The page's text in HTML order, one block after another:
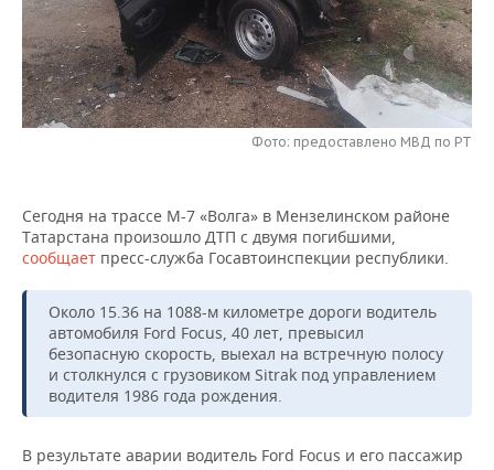
НЕФТЕХИМИЯ
НЕФТЬ
ОПК
РОЗНИЧНАЯ ТОРГОВЛЯ
ТРАНСПОРТ
НОВОСТИ ТЕХНОЛОГИЙ
IT
МЕРОПРИЯТИЯ
НОВОСТИ МЕРОПРИЯТИЙ
ONLINE-КОНФЕРЕНЦИИ
ОТКРЫТАЯ ЛЕКЦИЯ
СПОРТ
ХОККЕЙ
БАСКЕТБОЛ
ВОЛЕЙБОЛ
КИБЕРСПОРТ
ФИГУРНОЕ КАТАНИЕ
ВЛАСТЬ
ИНФРАСТРУКТУРА
ИСТОРИЯ
КУЛЬТУРА
МЕДИЦИНА
СЮЖЕТЫ
СПРАВОЧНИК
СПИСОК ПЕРСОН
СПИСОК КОМПАНИЙ
ПОЛНАЯ ВЕРСИЯ
Фото: предоставлено МВД по РТ
Сегодня на трассе М-7 «Волга» в Мензелинском районе
Татарстана произошло ДТП с двумя погибшими,
сообщает пресс-служба Госавтоинспекции республики.
Около 15.36 на 1088-м километре дороги водитель
автомобиля Ford Focus, 40 лет, превысил
безопасную скорость, выехал на встречную полосу
и столкнулся с грузовиком Sitrak под управлением
водителя 1986 года рождения.
В результате аварии водитель Ford Focus и его пассажир